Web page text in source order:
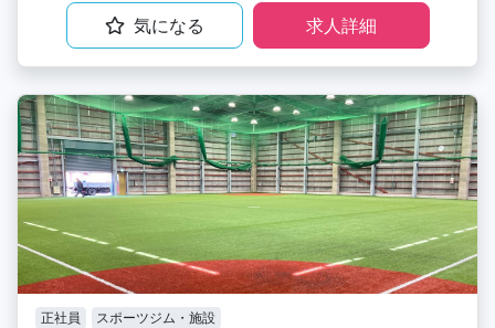
気になる 求人詳細
正社員 スポーツジム・施設